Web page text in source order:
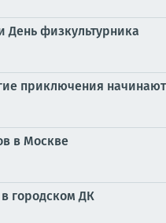
День физкультурника
приключения
в Москве
городском ДК